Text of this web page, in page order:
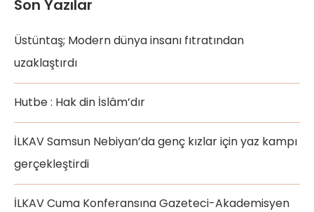
Son Yazılar
Üstüntaş; Modern dünya insanı fıtratından
uzaklaştırdı
Hutbe : Hak din İslâm’dır
İLKAV Samsun Nebiyan’da genç kızlar için yaz kampı
gerçekleştirdi
İLKAV Cuma Konferansına Gazeteci-Akademisyen